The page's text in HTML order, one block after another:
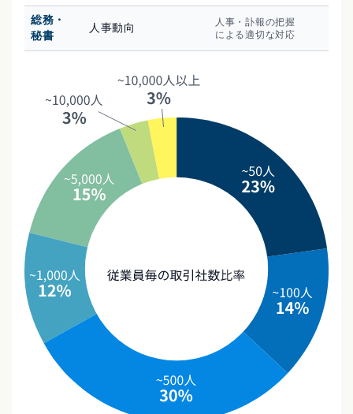
総務・
秘書
人事動向
人事・訃報の把握
による適切な対応